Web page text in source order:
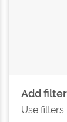
Add
Use